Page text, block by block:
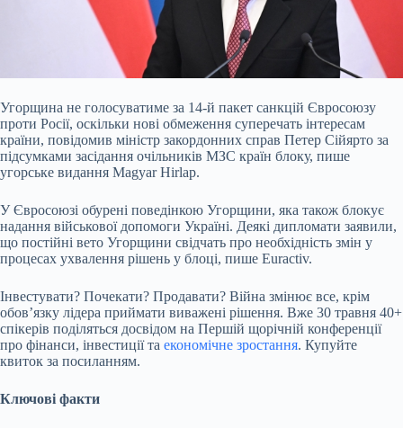
Угорщина не голосуватиме за 14-й пакет санкцій Євросоюзу
проти Росії, оскільки нові обмеження суперечать інтересам
країни, повідомив міністр закордонних справ Петер Сійярто за
підсумками засідання очільників МЗС країн блоку, пише
угорське видання Мagyar Нirlap.
У Євросоюзі обурені поведінкою Угорщини, яка також блокує
надання військової допомоги Україні. Деякі дипломати заявили,
що постійні вето Угорщини свідчать про необхідність змін у
процесах ухвалення рішень у блоці, пише Euractiv.
Інвестувати? Почекати? Продавати? Війна змінює все, крім
обов’язку лідера приймати виважені рішення. Вже 30 травня 40+
спікерів поділяться досвідом на Першій щорічній конференції
про фінанси, інвестиції та економічне зростання. Купуйте
квиток за посиланням.
Ключові факти